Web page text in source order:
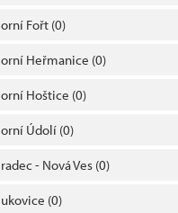
Fořt (0)
Heřmanice (0)
Hoštice (0)
Údolí (0)
- Nová Ves (0)
(0)